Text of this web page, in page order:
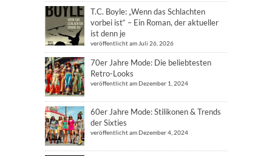
T.C. Boyle: „Wenn das Schlachten
vorbei ist“ – Ein Roman, der aktueller
ist denn je
veröffentlicht am Juli 26, 2026
70er Jahre Mode: Die beliebtesten
Retro-Looks
veröffentlicht am Dezember 1, 2024
60er Jahre Mode: Stilikonen & Trends
der Sixties
veröffentlicht am Dezember 4, 2024